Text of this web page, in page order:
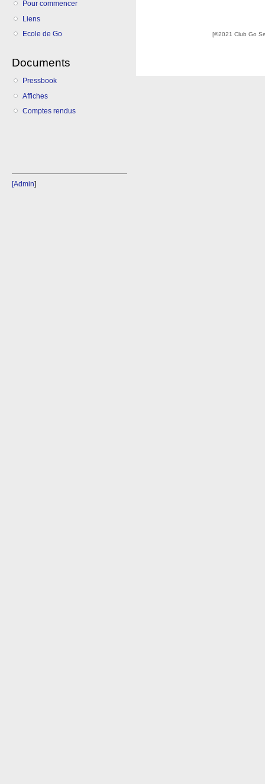
Pour commencer
Liens
Ecole de Go
Documents
Pressbook
Affiches
Comptes rendus
[Admin]
[©2021 Club Go